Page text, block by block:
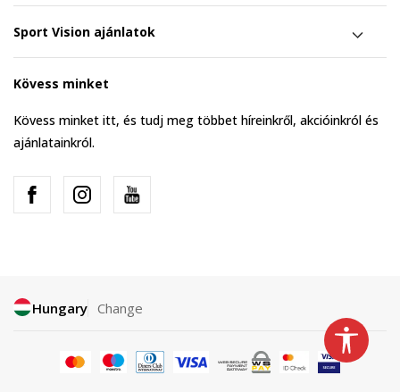
Sport Vision ajánlatok
Kövess minket
Kövess minket itt, és tudj meg többet híreinkről, akcióinkról és
ajánlatainkról.
Hungary Change